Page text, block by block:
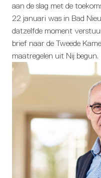
aan de slag met de
22 januari was in Bad
datzelfde moment
brief naar de Tweede
maatregelen uit Nij begun.